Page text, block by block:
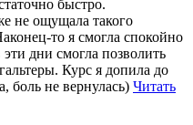
быстро.
не ощущала такого
то я смогла спокойно
эти дни смогла позволить
Курс я допила до
боль не вернулась) Читать